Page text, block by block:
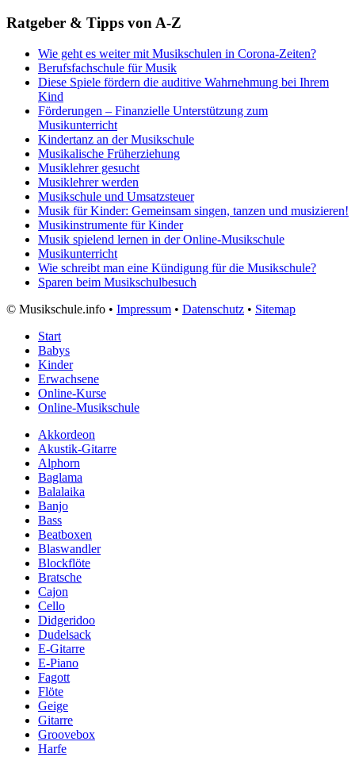
Ratgeber & Tipps von A-Z
Wie geht es weiter mit Musikschulen in Corona-Zeiten?
Berufsfachschule für Musik
Diese Spiele fördern die auditive Wahrnehmung bei Ihrem
Kind
Förderungen – Finanzielle Unterstützung zum
Musikunterricht
Kindertanz an der Musikschule
Musikalische Früherziehung
Musiklehrer gesucht
Musiklehrer werden
Musikschule und Umsatzsteuer
Musik für Kinder: Gemeinsam singen, tanzen und musizieren!
Musikinstrumente für Kinder
Musik spielend lernen in der Online-Musikschule
Musikunterricht
Wie schreibt man eine Kündigung für die Musikschule?
Sparen beim Musikschulbesuch
© Musikschule.info • Impressum • Datenschutz • Sitemap
Start
Babys
Kinder
Erwachsene
Online-Kurse
Online-Musikschule
Akkordeon
Akustik-Gitarre
Alphorn
Baglama
Balalaika
Banjo
Bass
Beatboxen
Blaswandler
Blockflöte
Bratsche
Cajon
Cello
Didgeridoo
Dudelsack
E-Gitarre
E-Piano
Fagott
Flöte
Geige
Gitarre
Groovebox
Harfe